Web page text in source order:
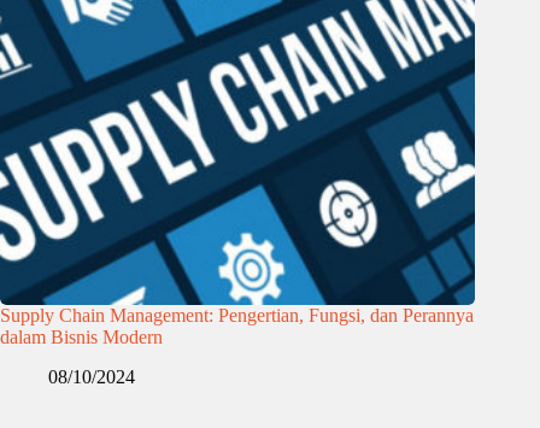
Supply Chain Management: Pengertian, Fungsi, dan Perannya
dalam Bisnis Modern
08/10/2024